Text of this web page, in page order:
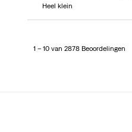
Heel klein
1 – 10 van 2878 Beoordelingen